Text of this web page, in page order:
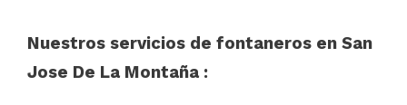
Nuestros servicios de fontaneros en San
Jose De La Montaña :